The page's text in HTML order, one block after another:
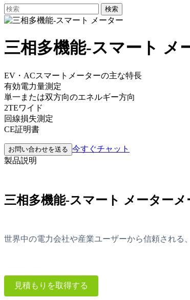
検索
三相多機能-スマート メ
EV・ACスマートメーターの主な特長
有効電力量測定
単一または双方向のエネルギー方向
2TEワイド
回線損失測定
CE証明書
お問い合わせを送る 今すぐチャット
製品説明
三相多機能-スマート メーターメ
世界中の電力会社や産業ユーザーから信頼される
見積もりを取得する